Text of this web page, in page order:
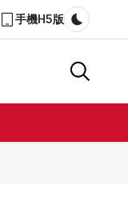
手機H5版
Dark